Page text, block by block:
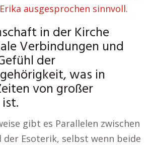
ausgesprochen sinnvoll.
in der Kirche
Verbindungen und
der
was in
von großer
gibt es Parallelen zwischen
der Esoterik, selbst wenn beide